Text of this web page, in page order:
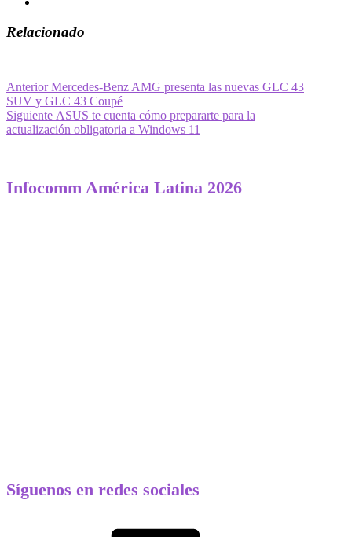
Relacionado
Navegación
de
entradas
Anterior Entrada
anterior:
Mercedes-Benz AMG presenta las nuevas GLC 43
SUV y GLC 43 Coupé
Siguiente Entrada
siguiente:
ASUS te cuenta cómo prepararte para la
actualización obligatoria a Windows 11
Infocomm América Latina 2026
Síguenos en redes sociales